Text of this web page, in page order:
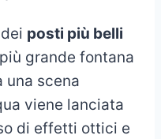
posti più belli
grande fontana
una scena
viene lanciata
di effetti ottici e